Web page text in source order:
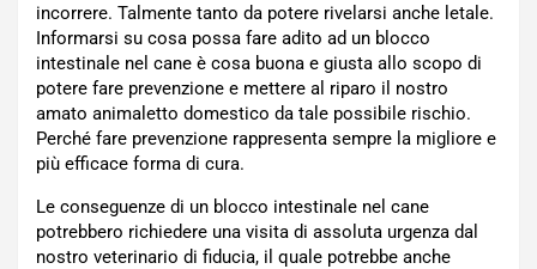
incorrere. Talmente tanto da potere rivelarsi anche letale.
Informarsi su cosa possa fare adito ad un blocco
intestinale nel cane è cosa buona e giusta allo scopo di
potere fare prevenzione e mettere al riparo il nostro
amato animaletto domestico da tale possibile rischio.
Perché fare prevenzione rappresenta sempre la migliore e
più efficace forma di cura.
Le conseguenze di un blocco intestinale nel cane
potrebbero richiedere una visita di assoluta urgenza dal
nostro veterinario di fiducia, il quale potrebbe anche